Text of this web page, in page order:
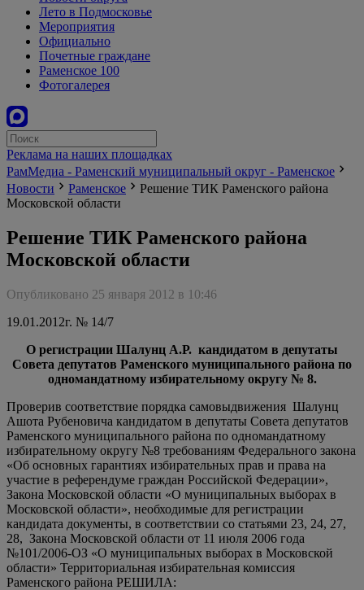
Лето в Подмосковье
Мероприятия
Официально
Почетные граждане
Раменское 100
Фотогалерея
Реклама на наших площадках
РамМедиа - Раменский муниципальный округ - Раменское
Новости
Раменское
Решение ТИК Раменского района
Московской области
Решение ТИК Раменского района
Московской области
Опубликовано 25 января 2012 в 10:46
19.01.2012г. № 14/7
О регистрации Шалунц А.Р. кандидатом в депутаты
Совета депутатов Раменского муниципального района по
одномандатному избирательному округу № 8.
Проверив соответствие порядка самовыдвижения Шалунц
Ашота Рубеновича кандидатом в депутаты Совета депутатов
Раменского муниципального района по одномандатному
избирательному округу №8 требованиям Федерального закона
«Об основных гарантиях избирательных прав и права на
участие в референдуме граждан Российской Федерации»,
Закона Московской области «О муниципальных выборах в
Московской области», необходимые для регистрации
кандидата документы, в соответствии со статьями 23, 24, 27,
28, Закона Московской области от 11 июля 2006 года
№101/2006-ОЗ «О муниципальных выборах в Московской
области» Территориальная избирательная комиссия
Раменского района РЕШИЛА: